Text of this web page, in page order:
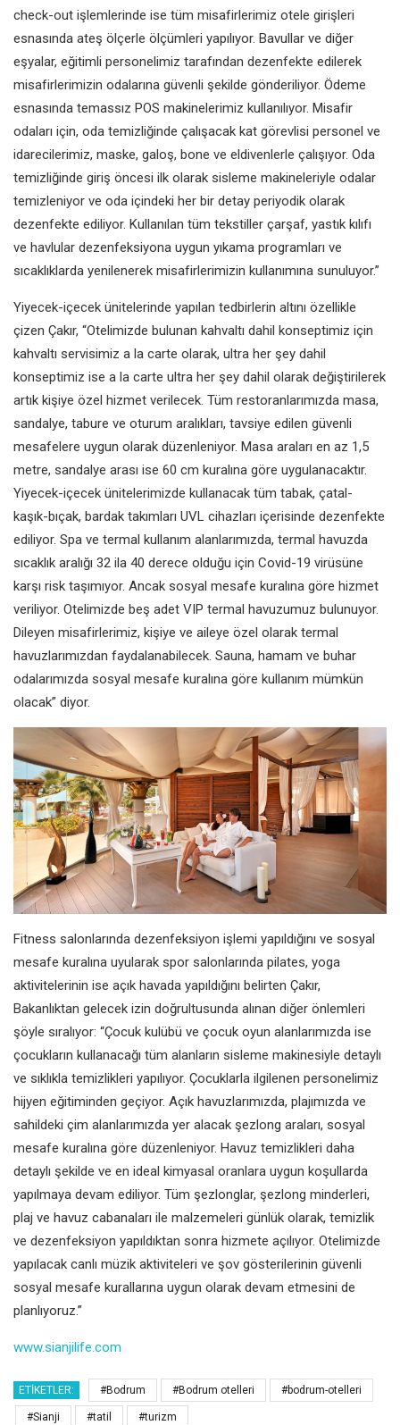
check-out işlemlerinde ise tüm misafirlerimiz otele girişleri
esnasında ateş ölçerle ölçümleri yapılıyor. Bavullar ve diğer
eşyalar, eğitimli personelimiz tarafından dezenfekte edilerek
misafirlerimizin odalarına güvenli şekilde gönderiliyor. Ödeme
esnasında temassız POS makinelerimiz kullanılıyor. Misafir
odaları için, oda temizliğinde çalışacak kat görevlisi personel ve
idarecilerimiz, maske, galoş, bone ve eldivenlerle çalışıyor. Oda
temizliğinde giriş öncesi ilk olarak sisleme makineleriyle odalar
temizleniyor ve oda içindeki her bir detay periyodik olarak
dezenfekte ediliyor. Kullanılan tüm tekstiller çarşaf, yastık kılıfı
ve havlular dezenfeksiyona uygun yıkama programları ve
sıcaklıklarda yenilenerek misafirlerimizin kullanımına sunuluyor.”
Yiyecek-içecek ünitelerinde yapılan tedbirlerin altını özellikle
çizen Çakır, “Otelimizde bulunan kahvaltı dahil konseptimiz için
kahvaltı servisimiz a la carte olarak, ultra her şey dahil
konseptimiz ise a la carte ultra her şey dahil olarak değiştirilerek
artık kişiye özel hizmet verilecek. Tüm restoranlarımızda masa,
sandalye, tabure ve oturum aralıkları, tavsiye edilen güvenli
mesafelere uygun olarak düzenleniyor. Masa araları en az 1,5
metre, sandalye arası ise 60 cm kuralına göre uygulanacaktır.
Yiyecek-içecek ünitelerimizde kullanacak tüm tabak, çatal-
kaşık-bıçak, bardak takımları UVL cihazları içerisinde dezenfekte
ediliyor. Spa ve termal kullanım alanlarımızda, termal havuzda
sıcaklık aralığı 32 ila 40 derece olduğu için Covid-19 virüsüne
karşı risk taşımıyor. Ancak sosyal mesafe kuralına göre hizmet
veriliyor. Otelimizde beş adet VIP termal havuzumuz bulunuyor.
Dileyen misafirlerimiz, kişiye ve aileye özel olarak termal
havuzlarımızdan faydalanabilecek. Sauna, hamam ve buhar
odalarımızda sosyal mesafe kuralına göre kullanım mümkün
olacak” diyor.
Fitness salonlarında dezenfeksiyon işlemi yapıldığını ve sosyal
mesafe kuralına uyularak spor salonlarında pilates, yoga
aktivitelerinin ise açık havada yapıldığını belirten Çakır,
Bakanlıktan gelecek izin doğrultusunda alınan diğer önlemleri
şöyle sıralıyor: “Çocuk kulübü ve çocuk oyun alanlarımızda ise
çocukların kullanacağı tüm alanların sisleme makinesiyle detaylı
ve sıklıkla temizlikleri yapılıyor. Çocuklarla ilgilenen personelimiz
hijyen eğitiminden geçiyor. Açık havuzlarımızda, plajımızda ve
sahildeki çim alanlarımızda yer alacak şezlong araları, sosyal
mesafe kuralına göre düzenleniyor. Havuz temizlikleri daha
detaylı şekilde ve en ideal kimyasal oranlara uygun koşullarda
yapılmaya devam ediliyor. Tüm şezlonglar, şezlong minderleri,
plaj ve havuz cabanaları ile malzemeleri günlük olarak, temizlik
ve dezenfeksiyon yapıldıktan sonra hizmete açılıyor. Otelimizde
yapılacak canlı müzik aktiviteleri ve şov gösterilerinin güvenli
sosyal mesafe kurallarına uygun olarak devam etmesini de
planlıyoruz.”
www.sianjilife.com
ETIKETLER: #Bodrum #Bodrum otelleri #bodrum-otelleri
#Sianji #tatil #turizm